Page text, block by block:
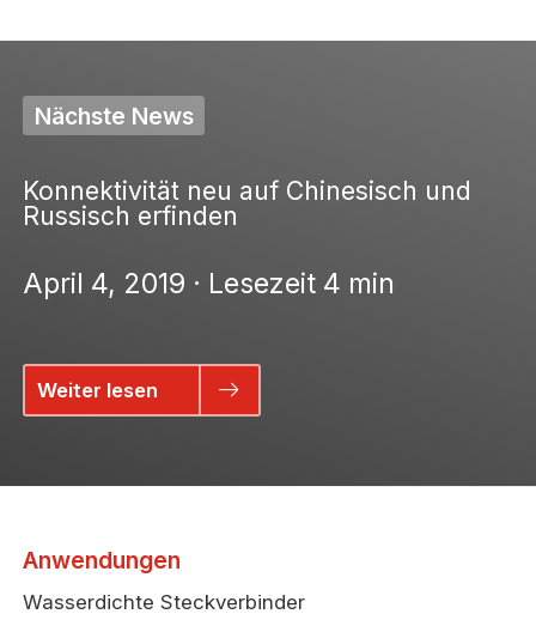
Nächste News
Konnektivität neu auf Chinesisch und
Russisch erfinden
April 4, 2019 · Lesezeit 4 min
Weiter lesen
Anwendungen
Wasserdichte Steckverbinder